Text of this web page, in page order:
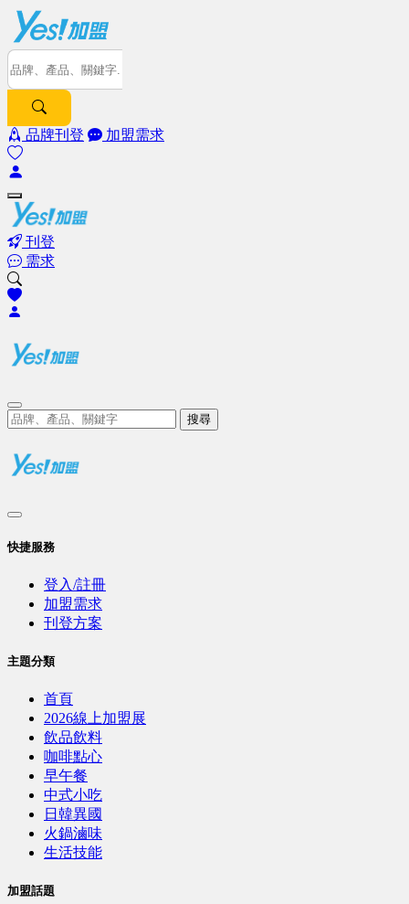
品牌刊登 加盟需求
刊登
需求
搜尋
快捷服務
登入/註冊
加盟需求
刊登方案
主題分類
首頁
2026線上加盟展
飲品飲料
咖啡點心
早午餐
中式小吃
日韓異國
火鍋滷味
生活技能
加盟話題